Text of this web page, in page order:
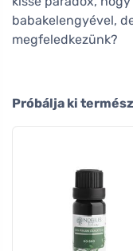
babakelengyével,
megfeledkezünk?
Próbálja ki